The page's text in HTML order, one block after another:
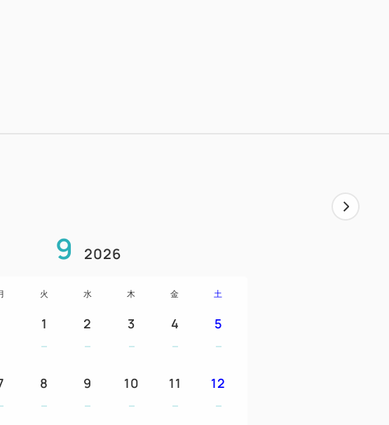
のお子様が添い寝の場合は、「幼児 (布団・食事不
ベッド同士を付けることはできません。
ルした新しい客室で、特別な時間をお楽しみください
室あたり、1泊は20ポイント（2,000円相当）、2連泊は
9 2026
火 水 木 金 土
1 2 3 4 5
8 9 10 11 12